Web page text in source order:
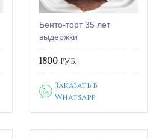
Бенто-торт 35 лет
выдержки
1800 руб.
Заказать в
WhatsApp